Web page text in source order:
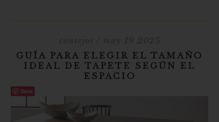
GUÍA PARA ELEGIR EL TAMAÑO
IDEAL DE TAPETE SEGÚN EL
ESPACIO
Save